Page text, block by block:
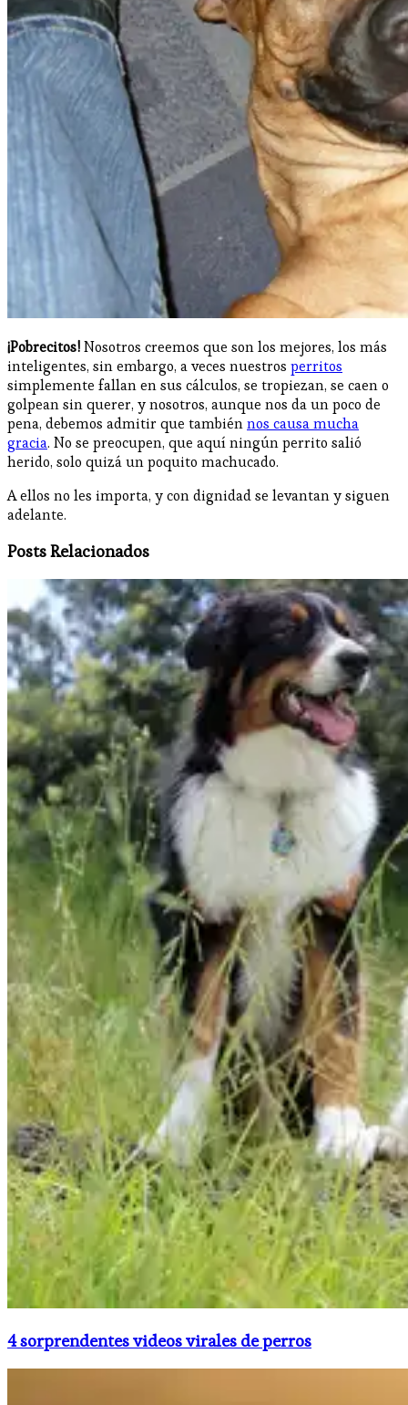
¡Pobrecitos!Nosotros creemos que son los mejores, los más
inteligentes, sin embargo, a veces nuestros perritos
simplemente fallan en sus cálculos, se tropiezan, se caen o
golpean sin querer, y nosotros, aunque nos da un poco de
pena, debemos admitir que tambiénnos causa mucha
gracia. No se preocupen, que aquí ningún perrito salió
herido, solo quizá un poquito machucado.
A ellos no les importa, y con dignidad se levantan y siguen
adelante.
Posts Relacionados
4 sorprendentes videos virales de perros